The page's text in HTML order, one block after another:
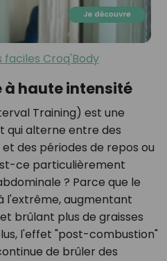
faciles Croq'Body
à haute intensité
Training) est une
qui alterne entre des
des périodes de repos ou
ce particulièrement
? Parce que le
l'extrême, augmentant
brûlant plus de graisses
l'effet "post-combustion"
de brûler des